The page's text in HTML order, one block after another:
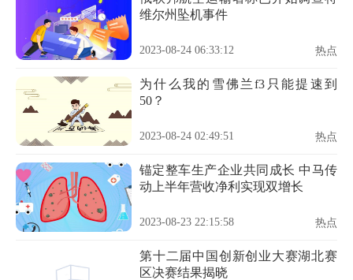
维尔州坠机事件
2023-08-24 06:33:12 热点
为什么我的雪佛兰f3只能提速到
50？
2023-08-24 02:49:51 热点
锚定整车生产企业共同成长 中马传
动上半年营收净利实现双增长
2023-08-23 22:15:58 热点
第十二届中国创新创业大赛湖北赛
区决赛结果揭晓